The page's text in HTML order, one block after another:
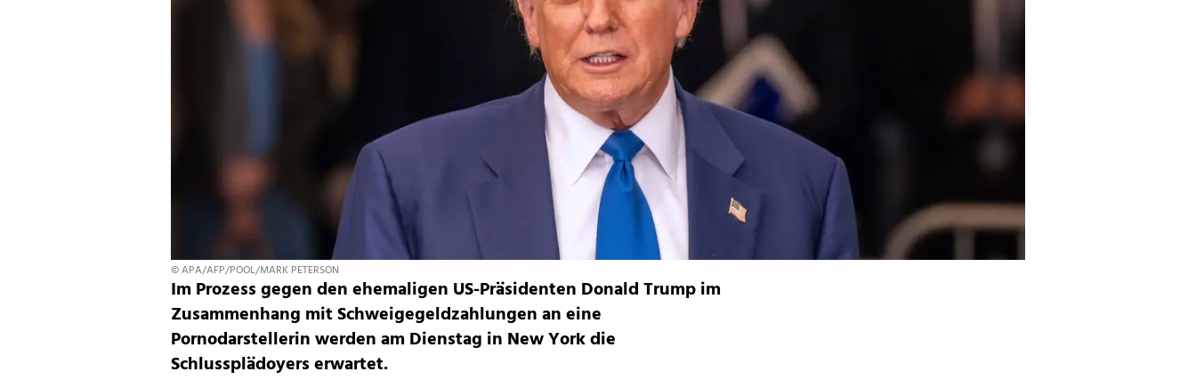
© APA/AFP/POOL/MARK PETERSON
Im Prozess gegen den ehemaligen US-Präsidenten Donald Trump im
Zusammenhang mit Schweigegeldzahlungen an eine
Pornodarstellerin werden am Dienstag in New York die
Schlussplädoyers erwartet.